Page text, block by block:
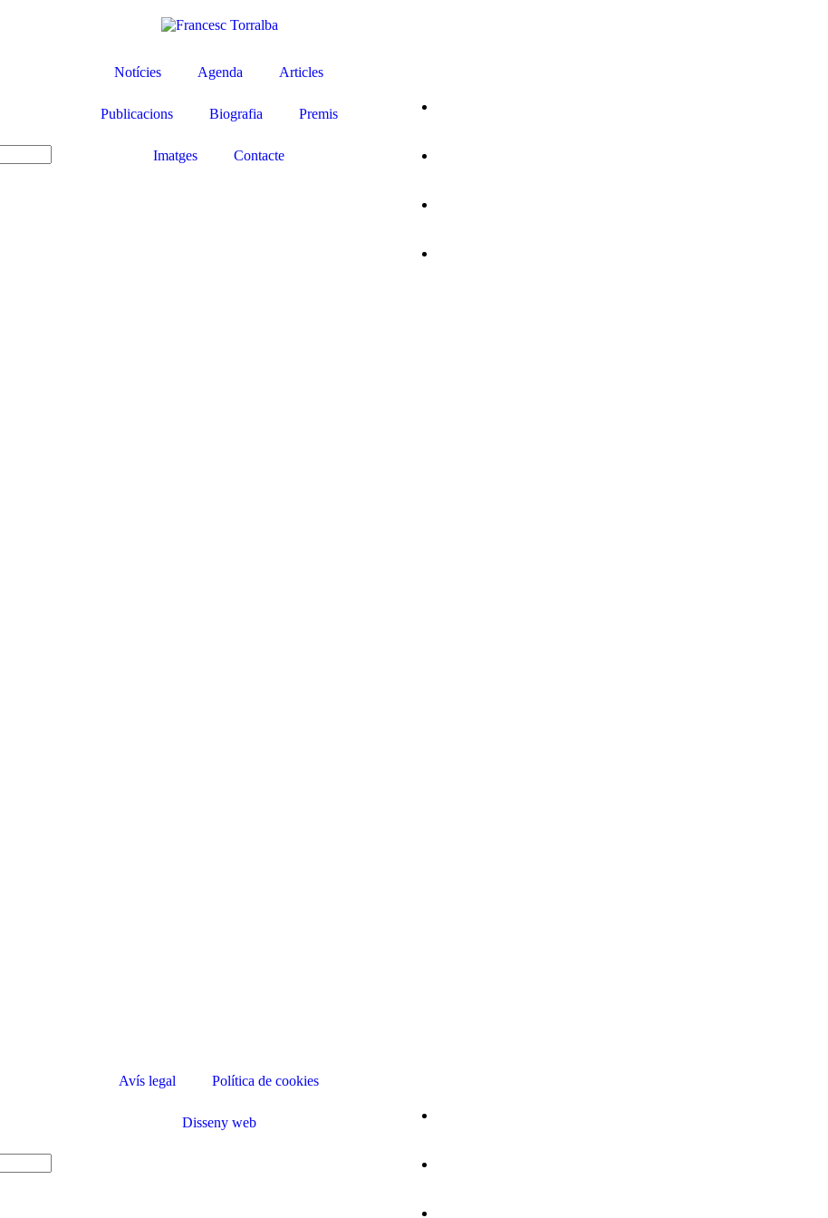
Notícies Agenda Articles
Publicacions Biografia Premis
Imatges Contacte
Avís legal Política de cookies
Disseny web